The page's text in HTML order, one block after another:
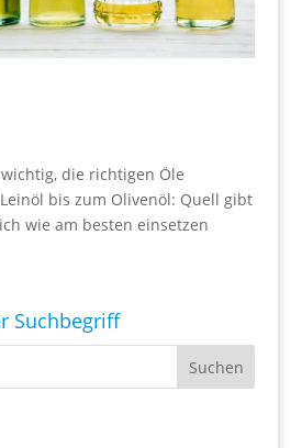
die richtigen Öle
bis zum Olivenöl: Quell gibt
wie am besten einsetzen
Suchbegriff